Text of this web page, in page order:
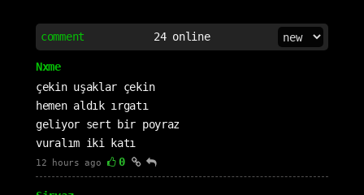
comment 24online
Nxme
çekin uşaklar çekin
hemen aldık ırgatı
geliyor sert bir poyraz
vuralım iki katı
12 hours ago 0